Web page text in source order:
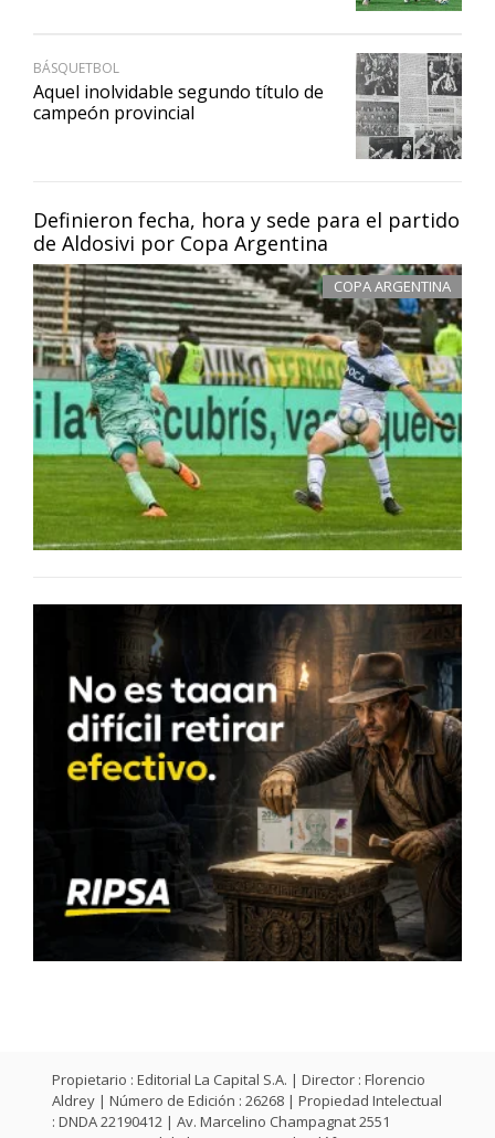
Definieron fecha, hora y sede para el partido
de Aldosivi por Copa Argentina
COPA ARGENTINA
BÁSQUETBOL
Aquel inolvidable segundo título de
campeón provincial
Propietario : Editorial La Capital S.A. | Director : Florencio
Aldrey | Número de Edición : 26268 | Propiedad Intelectual
: DNDA 22190412 | Av. Marcelino Champagnat 2551